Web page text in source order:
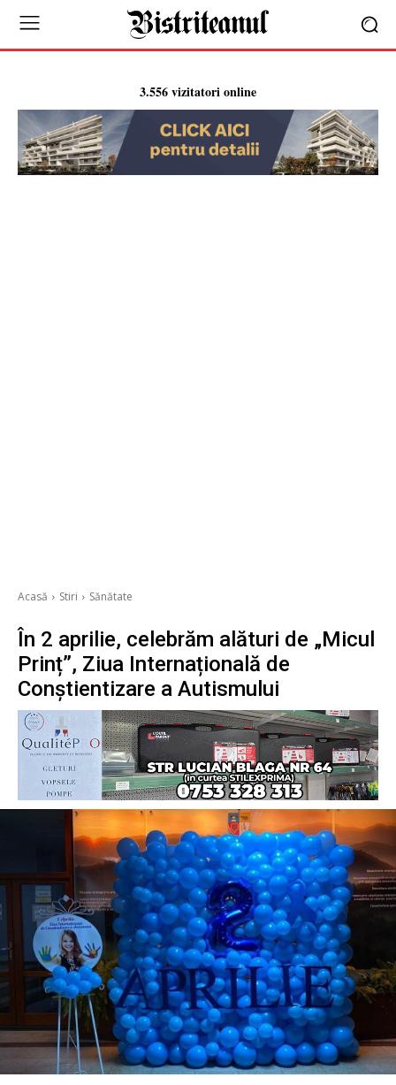
3.556 vizitatori online
Acasă Stiri Sănătate
În 2 aprilie, celebrăm alături de „Micul
Prinț”, Ziua Internațională de
Conștientizare a Autismului